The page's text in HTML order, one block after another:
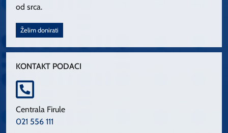
od srca.
Želim donirati
KONTAKT PODACI
Centrala Firule
021 556 111